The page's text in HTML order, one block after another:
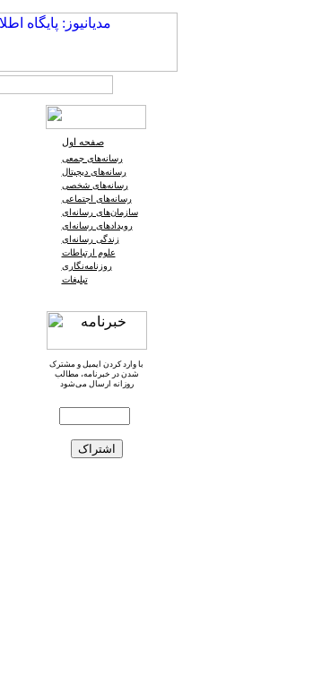
صفحه اول
رسانه‌های جمعی
رسانه‌های دیجیتال
رسانه‌های شخصی
رسانه‌های اجتماعی
سازمان‌های رسانه‌ای
رویدادهای رسانه‌ای
زندگی رسانه‌ای
علوم ارتباطات
روزنامه‌نگاری
تبلیغات
با وارد کردن ایمیل و مشترک
شدن در خبرنامه، مطالب
روزانه ارسال می‌شود